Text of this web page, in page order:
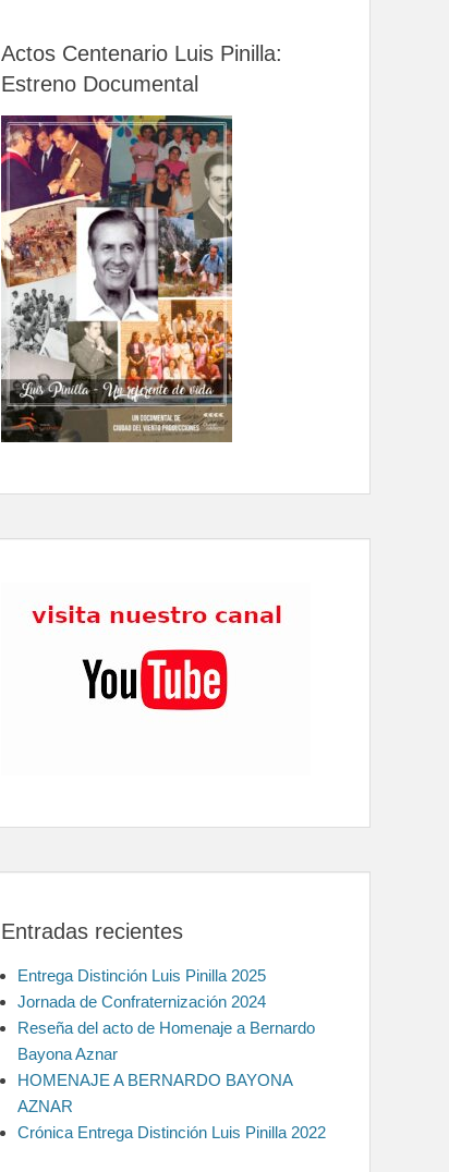
Actos Centenario Luis Pinilla:
Estreno Documental
Entradas recientes
Entrega Distinción Luis Pinilla 2025
Jornada de Confraternización 2024
Reseña del acto de Homenaje a Bernardo
Bayona Aznar
HOMENAJE A BERNARDO BAYONA
AZNAR
Crónica Entrega Distinción Luis Pinilla 2022